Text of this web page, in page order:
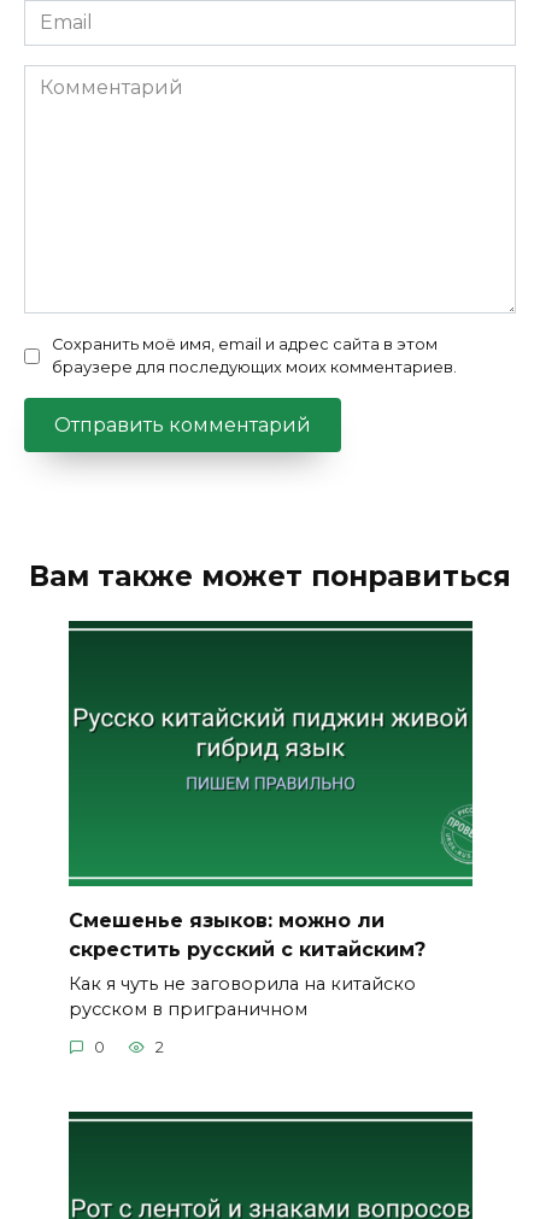
Email
*
Комментарий
Сохранить моё имя, email и адрес сайта в этом
браузере для последующих моих комментариев.
Вам также может понравиться
Смешенье языков: можно ли
скрестить русский с китайским?
Как я чуть не заговорила на китайско
русском в приграничном
0 2